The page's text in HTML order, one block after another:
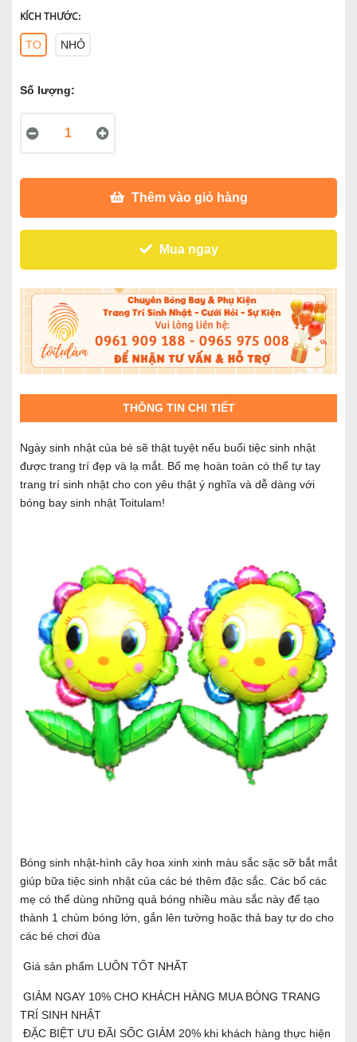
KÍCH THƯỚC:
TO NHỎ
Số lượng:
Thêm vào giỏ hàng
Mua ngay
THÔNG TIN CHI TIẾT
Ngày sinh nhật của bé sẽ thật tuyệt nếu buổi tiệc sinh nhật
được trang trí đẹp và lạ mắt. Bố mẹ hoàn toàn có thể tự tay
trang trí sinh nhật cho con yêu thật ý nghĩa và dễ dàng với
bóng bay sinh nhật Toitulam!
Bóng sinh nhật-hình cây hoa xinh xinh màu sắc sặc sỡ bắt mắt
giúp bữa tiệc sinh nhật của các bé thêm đặc sắc. Các bố các
mẹ có thể dùng những quả bóng nhiều màu sắc này để tạo
thành 1 chùm bóng lớn, gắn lên tường hoặc thả bay tự do cho
các bé chơi đùa
Giá sản phẩm LUÔN TỐT NHẤT
GIẢM NGAY 10% CHO KHÁCH HÀNG MUA BÓNG TRANG
TRÍ SINH NHẬT
ĐẶC BIỆT ƯU ĐÃI SỐC GIẢM 20% khi khách hàng thực hiện